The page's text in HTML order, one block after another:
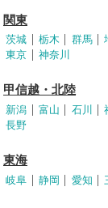
関東
茨城 栃木 群馬
東京
神奈川
甲信越・北陸
新潟 富山 石川
長野
東海
岐阜 静岡 愛知